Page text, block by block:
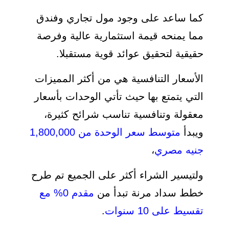
كما ساعد على وجود مول تجاري وفندق
مما يمنحه قيمة استثمارية عالية وفرصة
حقيقية لتحقيق عوائد قوية مستقبلا.
الأسعار التنافسية هي من أكثر المميزات
التي يتمتع بها حيث تأتي الوحدات بأسعار
معقولة وتنافسية تناسب شرائح كثيرة،
ويبدأ
متوسط سعر الوحدة من 1,800,000
جنيه مصري،
ولتيسير الشراء أكثر على الجميع تم طرح
خطط سداد مرنة تبدأ من
مقدم 0% مع
تقسيط على 10 سنوات
.